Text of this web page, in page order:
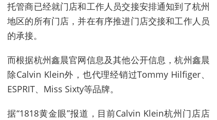
托管商已经就门店和工作人员交接安排通知到了杭州
地区的所有门店，并在有序推进门店交接和工作人员
的承接。
而根据杭州鑫晨官网信息及其他公开信息，杭州鑫晨
除Calvin Klein外，也代理经销过Tommy Hilfiger、
ESPRIT、Miss Sixty等品牌。
据“1818黄金眼”报道，目前Calvin Klein杭州门店店